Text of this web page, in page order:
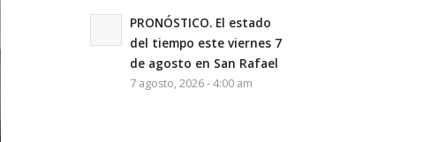
PRONÓSTICO. El estado
del tiempo este viernes 7
de agosto en San Rafael
7 agosto, 2026 - 4:00 am